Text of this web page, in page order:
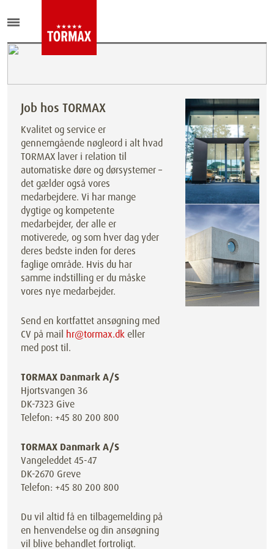
Job hos TORMAX
Kvalitet og service er
gennemgående nøgleord i alt hvad
TORMAX laver i relation til
automatiske døre og dørsystemer –
det gælder også vores
medarbejdere. Vi har mange
dygtige og kompetente
medarbejder, der alle er
motiverede, og som hver dag yder
deres bedste inden for deres
faglige område. Hvis du har
samme indstilling er du måske
vores nye medarbejder.
Send en kortfattet ansøgning med
CV på mail hr@tormax.dkeller
med post til.
TORMAX Danmark A/S
Hjortsvangen 36
DK-7323 Give
Telefon: +45 80 200 800
TORMAX Danmark A/S
Vangeleddet 45-47
DK-2670 Greve
Telefon: +45 80 200 800
Du vil altid få en tilbagemelding på
en henvendelse og din ansøgning
vil blive behandlet fortroligt.